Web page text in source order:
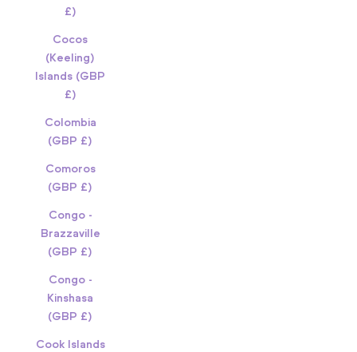
£)
Cocos
(Keeling)
Islands (GBP
£)
Colombia
(GBP £)
Comoros
(GBP £)
Congo -
Brazzaville
(GBP £)
Congo -
Kinshasa
(GBP £)
Cook Islands